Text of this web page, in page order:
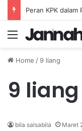
Menu
Home / 9 liang
9 liang
bila salsabila Maret